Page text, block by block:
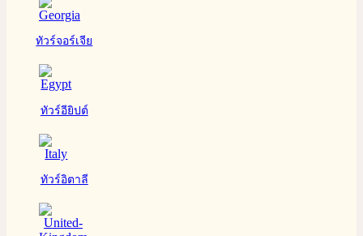
ทัวร์จอร์เจีย
ทัวร์อียิปต์
ทัวร์อิตาลี